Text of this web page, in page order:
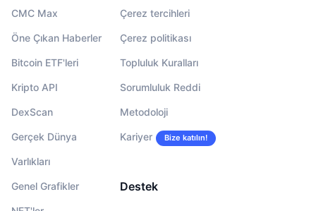
CMC Max
Öne Çıkan Haberler
Bitcoin ETF'leri
Kripto API
DexScan
Gerçek Dünya
Varlıkları
Genel Grafikler
Çerez tercihleri
Çerez politikası
Topluluk Kuralları
Sorumluluk Reddi
Metodoloji
Kariyer Bize katılın!
Destek